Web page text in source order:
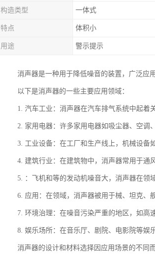
构造类型 一体式
特点 体积小
用途 警示提示
消声器是一种用于降低噪音的装置，广泛应
以下是消声器的一些主要应用领域：
1. 汽车工业：消声器在汽车排气系统中起着
2. 家用电器：许多家用电器如吸尘器、空调
3. 工业设备：在工厂和生产线上，机械设备
4. 建筑行业：在建筑物中，消声器常用于通
5. ：飞机和等的发动机噪音大，消声器在领
6. 应用：在领域，消声器被用于械、坦克、
7. 环境治理：在噪音污染严重的地区，如高
8. 娱乐场所：在音乐厅、剧院、电影院等娱
消声器的设计和材料选择因应用场景的不同